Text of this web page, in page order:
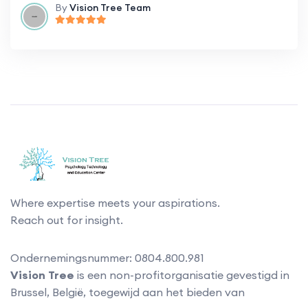
ByVision Tree Team
Where expertise meets your aspirations.
Reach out for insight.
Ondernemingsnummer: 0804.800.981
Vision Tree is een non-profitorganisatie gevestigd in
Brussel, België, toegewijd aan het bieden van